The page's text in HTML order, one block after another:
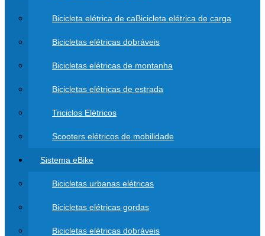
Bicicleta elétrica de caBicicleta elétrica de carga
Bicicletas elétricas dobráveis
Bicicletas elétricas de montanha
Bicicletas elétricas de estrada
Triciclos Elétricos
Scooters elétricos de mobilidade
Sistema eBike
Bicicletas urbanas elétricas
Bicicletas elétricas gordas
Bicicletas elétricas dobráveis